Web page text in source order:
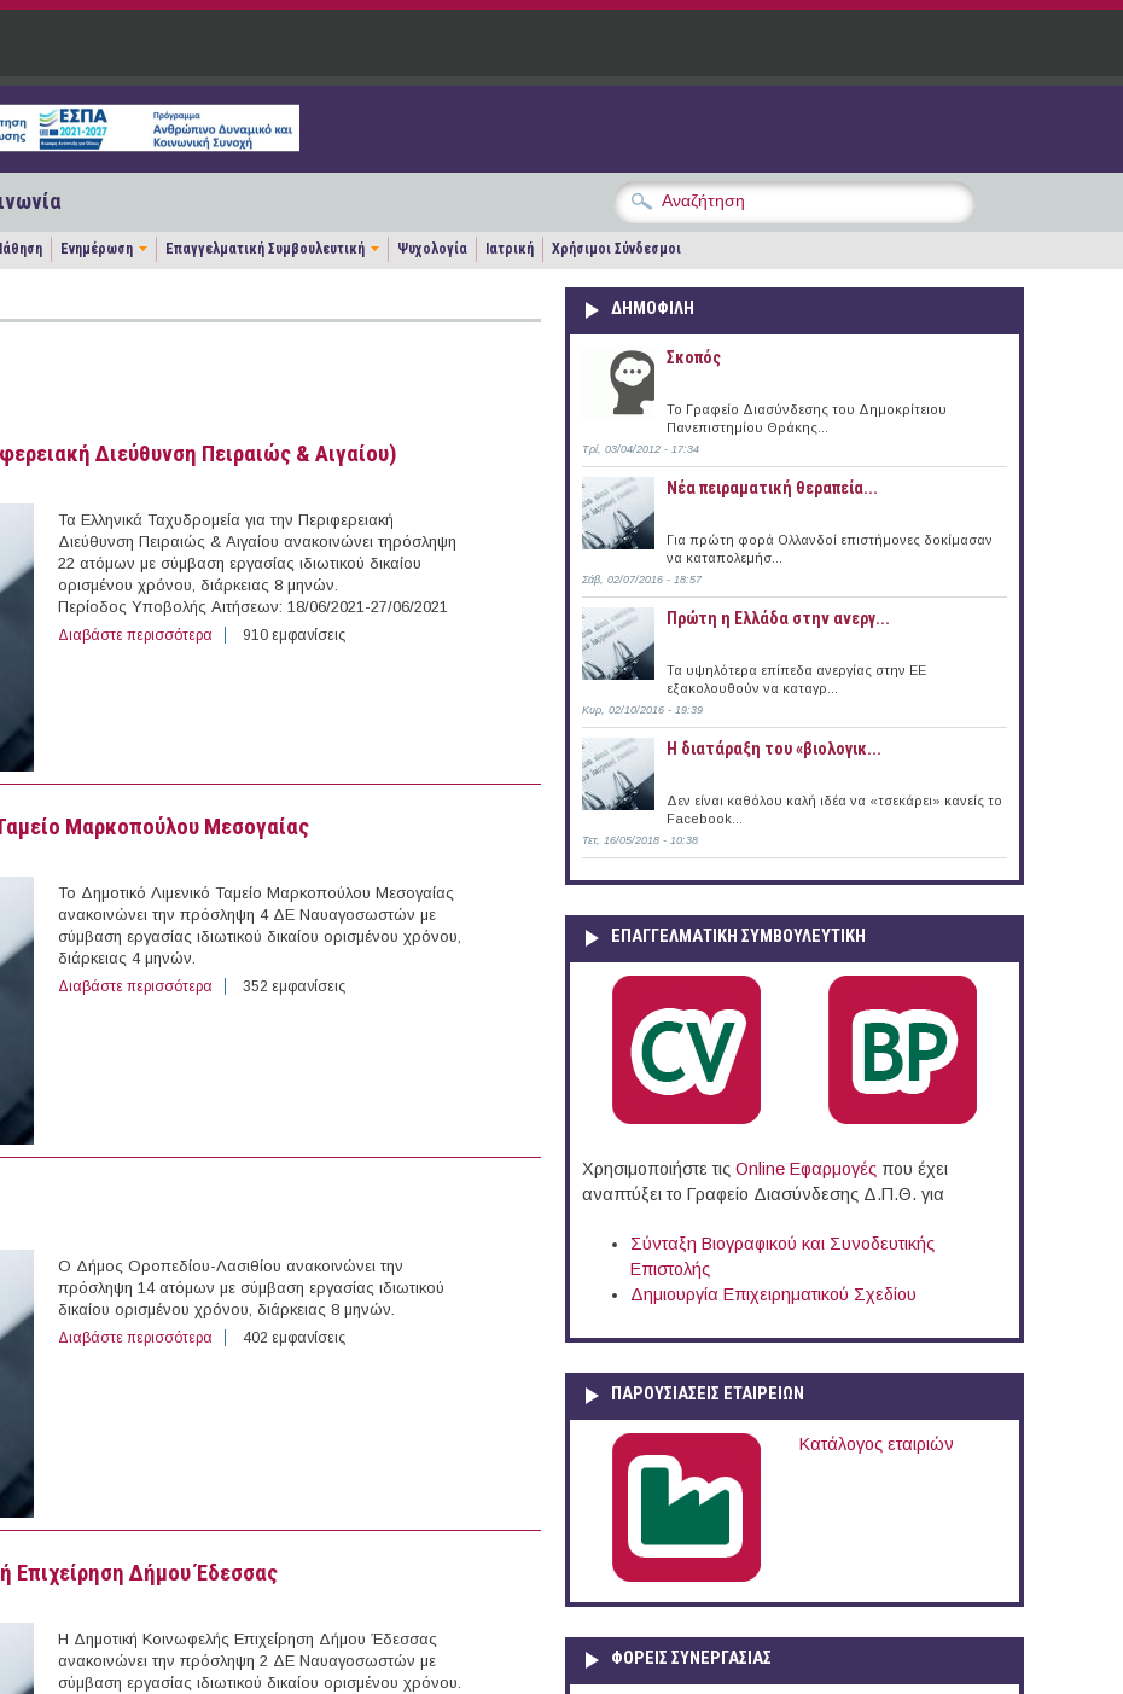
Ενημέρωση Επαγγελματική Συμβουλευτική Ψυχολογία Ιατρική Χρήσιμοι Σύνδεσμοι
Διεύθυνση Πειραιώς & Αιγαίου)
Τα Ελληνικά Ταχυδρομεία για την Περιφερειακή
Διεύθυνση Πειραιώς & Αιγαίου ανακοινώνει τηρόσληψη
22 ατόμων με σύμβαση εργασίας ιδιωτικού δικαίου
ορισμένου χρόνου, διάρκειας 8 μηνών.
Περίοδος Υποβολής Αιτήσεων: 18/06/2021-27/06/2021
Διαβάστε περισσότερα για 22 άτομα στα Ελληνικά Ταχυδρομεία (Περιφερειακή Διεύθυνση Πειραιώς & Αιγαίου)
910 εμφανίσεις
Μαρκοπούλου Μεσογαίας
Το Δημοτικό Λιμενικό Ταμείο Μαρκοπούλου Μεσογαίας
ανακοινώνει την πρόσληψη 4 ΔΕ Ναυαγοσωστών με
σύμβαση εργασίας ιδιωτικού δικαίου ορισμένου χρόνου,
διάρκειας 4 μηνών.
Διαβάστε περισσότερα για 4 Ναυαγοσώστες στο Δημοτικό Λιμενικό Ταμείο Μαρκοπούλου Μεσογαίας
352 εμφανίσεις
Ο Δήμος Οροπεδίου-Λασιθίου ανακοινώνει την
πρόσληψη 14 ατόμων με σύμβαση εργασίας ιδιωτικού
δικαίου ορισμένου χρόνου, διάρκειας 8 μηνών.
Διαβάστε περισσότερα για 14 άτομα στο Δήμο Οροπεδίου-Λασιθίου
402 εμφανίσεις
Επιχείρηση Δήμου Έδεσσας
Η Δημοτική Κοινωφελής Επιχείρηση Δήμου Έδεσσας
ανακοινώνει την πρόσληψη 2 ΔΕ Ναυαγοσωστών με
σύμβαση εργασίας ιδιωτικού δικαίου ορισμένου χρόνου.
ΔΗΜΟΦΙΛΗ
Σκοπός
Το Γραφείο Διασύνδεσης του Δημοκρίτειου
Πανεπιστημίου Θράκης...
Τρί, 03/04/2012 - 17:34
Νέα πειραματική θεραπεία...
Για πρώτη φορά Ολλανδοί επιστήμονες δοκίμασαν
να καταπολεμήσ...
Σάβ, 02/07/2016 - 18:57
Πρώτη η Ελλάδα στην ανεργ...
Τα υψηλότερα επίπεδα ανεργίας στην ΕΕ
εξακολουθούν να καταγρ...
Κυρ, 02/10/2016 - 19:39
Η διατάραξη του «βιολογικ...
Δεν είναι καθόλου καλή ιδέα να «τσεκάρει» κανείς το
Facebook...
Τετ, 16/05/2018 - 10:38
ΕΠΑΓΓΕΛΜΑΤΙΚΉ ΣΥΜΒΟΥΛΕΥΤΙΚΉ
Χρησιμοποιήστε τις Online Eφαρμογές που έχει
αναπτύξει το Γραφείο Διασύνδεσης Δ.Π.Θ. για
Σύνταξη Βιογραφικού και Συνοδευτικής
Επιστολής
Δημιουργία Επιχειρηματικού Σχεδίου
ΠΑΡΟΥΣΙΆΣΕΙΣ ΕΤΑΙΡΕΙΏΝ
Κατάλογος εταιριών
ΦΟΡΕΙΣ ΣΥΝΕΡΓΑΣΙΑΣ